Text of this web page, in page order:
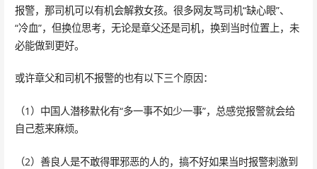
报警，那司机可以有机会解救女孩。很多网友骂司机“缺心眼”、
“冷血”，但换位思考，无论是章父还是司机，换到当时位置上，未
必能做到更好。
或许章父和司机不报警的也有以下三个原因：
（1）中国人潜移默化有“多一事不如少一事”，总感觉报警就会给
自己惹来麻烦。
（2）善良人是不敢得罪邪恶的人的，搞不好如果当时报警刺激到